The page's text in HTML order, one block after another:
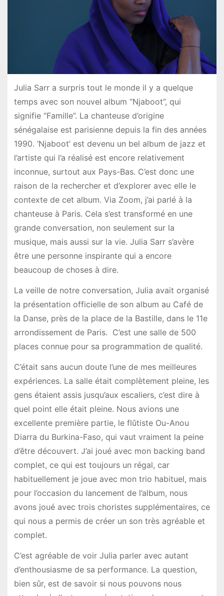
Julia Sarr a surpris tout le monde il y a quelque
temps avec son nouvel album “Njaboot”, qui
signifie “Famille”. La chanteuse d’origine
sénégalaise est parisienne depuis la fin des années
1990. ‘Njaboot’ est devenu un bel album de jazz et
l’artiste qui l’a réalisé est encore relativement
inconnue, surtout aux Pays-Bas. C’est donc une
raison de la rechercher et d’explorer avec elle le
contexte de cet album. Via Zoom, j’ai parlé à la
chanteuse à Paris. Cela s’est transformé en une
grande conversation, non seulement sur la
musique, mais aussi sur la vie. Julia Sarr s’avère
être une personne inspirante qui a encore
beaucoup de choses à dire.
La veille de notre conversation, Julia avait organisé
la présentation officielle de son album au Café de
la Danse, près de la place de la Bastille, dans le 11e
arrondissement de Paris. C’est une salle de 500
places connue pour sa programmation de qualité.
C’était sans aucun doute l’une de mes meilleures
expériences. La salle était complètement pleine, les
gens étaient assis jusqu’aux escaliers, c’est dire à
quel point elle était pleine. Nous avions une
excellente première partie, le flûtiste Ou-Anou
Diarra du Burkina-Faso, qui vaut vraiment la peine
d’être découvert. J’ai joué avec mon backing band
complet, ce qui est toujours un régal, car
habituellement je joue avec mon trio habituel, mais
pour l’occasion du lancement de l’album, nous
avons joué avec trois choristes supplémentaires, ce
qui nous a permis de créer un son très agréable et
complet.
C’est agréable de voir Julia parler avec autant
d’enthousiasme de sa performance. La question,
bien sûr, est de savoir si nous pouvons nous